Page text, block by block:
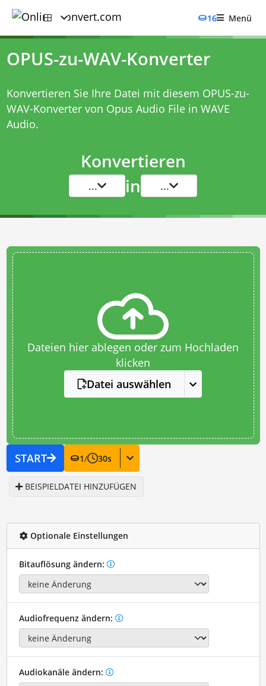
16 Menü
OPUS-zu-WAV-Konverter
Konvertieren Sie Ihre Datei mit diesem OPUS-zu-
WAV-Konvertervon Opus Audio File in WAVE
Audio.
Konvertieren
... in ...
Dateien hier ablegen oder zum Hochladen
klicken
Datei auswählen
START 1/ 30s
BEISPIELDATEI HINZUFÜGEN
Optionale Einstellungen
Bitauflösung ändern:
Audiofrequenz ändern:
Audiokanäle ändern: